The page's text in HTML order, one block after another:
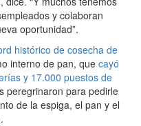
y colaboran
oportunidad”.
histórico de cosecha de
interno de pan, que cayó
y 17.000 puestos de
peregrinaron para pedirle
de la espiga, el pan y el